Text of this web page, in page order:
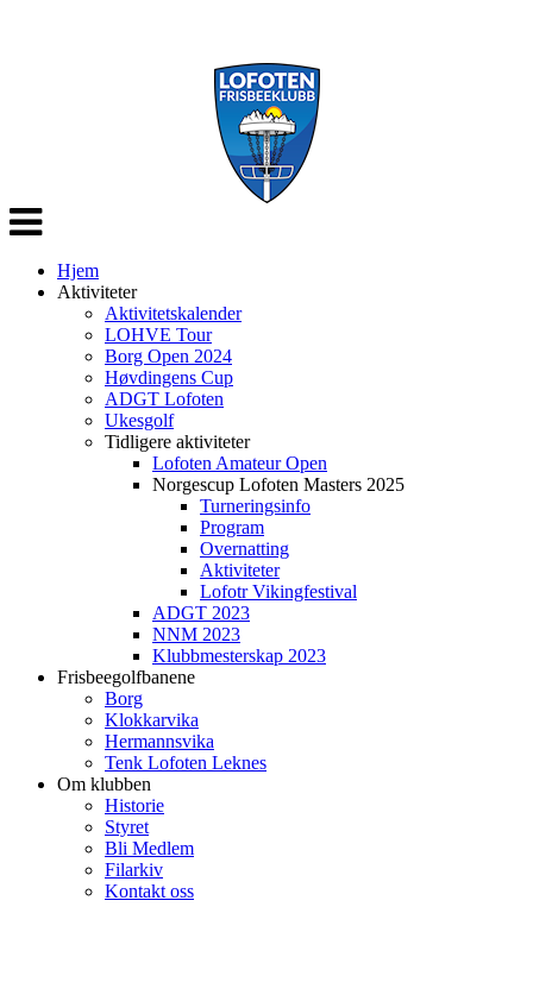
Veksle
navigasjon
Hjem
Aktiviteter
Aktivitetskalender
LOHVE Tour
Borg Open 2024
Høvdingens Cup
ADGT Lofoten
Ukesgolf
Tidligere aktiviteter
Lofoten Amateur Open
Norgescup Lofoten Masters 2025
Turneringsinfo
Program
Overnatting
Aktiviteter
Lofotr Vikingfestival
ADGT 2023
NNM 2023
Klubbmesterskap 2023
Frisbeegolfbanene
Borg
Klokkarvika
Hermannsvika
Tenk Lofoten Leknes
Om klubben
Historie
Styret
Bli Medlem
Filarkiv
Kontakt oss